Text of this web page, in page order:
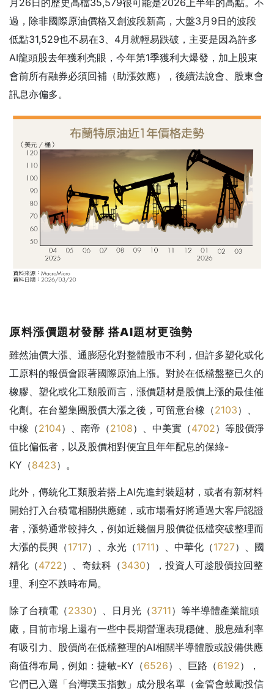
過，除非國際原油價格又創波段新高，大盤3月9日的波段
低點31,529也不易在3、4月就輕易跌破，主要是因為許多
AI龍頭股去年獲利亮眼，今年第1季獲利大爆發，加上股東
會前所有融券必須回補（助漲效應），後續法說會、股東會
訊息亦偏多。
原料漲價題材發酵 搭AI題材更強勢
雖然油價大漲、通膨惡化對整體股市不利，但許多塑化或化
工原料的報價會跟著國際原油上漲。對於在低檔盤整已久的
橡膠、塑化或化工類股而言，漲價題材是股價上漲的最佳催
化劑。在台塑集團股價大漲之後，可留意台橡（2103）、
中橡（2104）、南帝（2108）、中美實（4702）等股價淨
值比偏低者，以及股價相對便宜且年年配息的保綠-
KY（8423）。
此外，傳統化工類股若搭上AI先進封裝題材，或者有新材料
開始打入台積電相關供應鏈，或市場看好將通過大客戶認證
者，漲勢通常較持久，例如近幾個月股價從低檔突破整理而
大漲的長興（1717）、永光（1711）、中華化（1727）、國
精化（4722）、奇鈦科（3430），投資人可趁股價拉回整
理、利空不跌時布局。
除了台積電（2330）、日月光（3711）等半導體產業龍頭
廠，目前市場上還有一些中長期營運表現穩健、股息殖利率
有吸引力、股價尚在低檔整理的AI相關半導體股或設備供應
商值得布局，例如：捷敏-KY（6526）、巨路（6192），
它們已入選「台灣璞玉指數」成分股名單（金管會鼓勵投信